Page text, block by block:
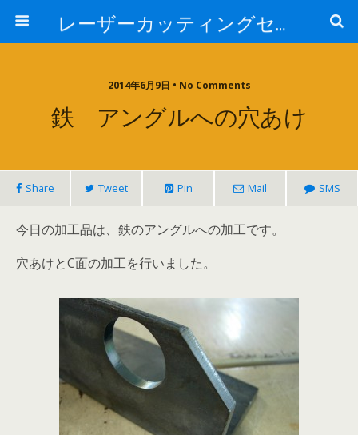
レーザーカッティングセンター 株式会社 中本鉄工所
2014年6月9日 • No Comments
鉄 アングルへの穴あけ
Share Tweet Pin Mail SMS
今日の加工品は、鉄のアングルへの加工です。
穴あけとC面の加工を行いました。